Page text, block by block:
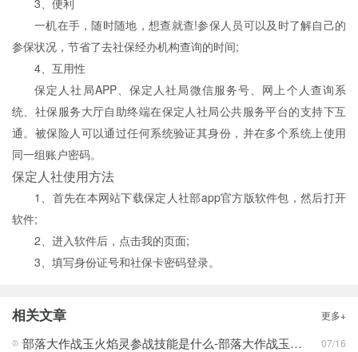
3、便利
一机在手，随时随地，想查就查!参保人员可以及时了解自己的
参保状况，节省了去社保经办机构查询的时间;
4、互用性
保定人社局APP、保定人社局微信服务号、网上个人查询系
统、社保服务大厅自助终端在保定人社局公共服务平台的支持下互
通。被保险人可以通过任何系统验证其身份，并在多个系统上使用
同一组账户密码。
保定人社使用方法
1、首先在本网站下载保定人社部app官方版软件包，然后打开
软件;
2、进入软件后，点击我的页面;
3、填写身份证号和社保卡密码登录。
相关文章 更多+
部落大作战玉火焰灵参战技能是什么-部落大作战玉火焰灵参战技能合集 07/16